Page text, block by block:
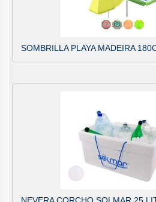
SOMBRILLA PLAYA MADEIRA